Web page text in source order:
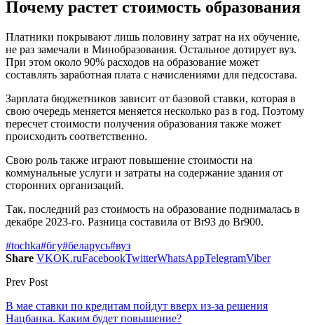
Почему растет стоимость образования
Платники покрывают лишь половину затрат на их обучение,
не раз замечали в Минобразования. Остальное дотирует вуз.
При этом около 90% расходов на образование может
составлять заработная плата с начислениями для педсостава.
Зарплата бюджетников зависит от базовой ставки, которая в
свою очередь меняется меняется несколько раз в год. Поэтому
пересчет стоимости получения образования также может
происходить соответственно.
Свою роль также играют повышение стоимости на
коммунальные услуги и затраты на содержание здания от
сторонних организаций.
Так, последний раз стоимость на образование поднималась в
декабре 2023-го. Разница составила от Br93 до Br900.
#tochka#бгу#беларусь#вуз
Share VKOK.ruFacebookTwitterWhatsAppTelegramViber
Prev Post
В мае ставки по кредитам пойдут вверх из-за решения
Нацбанка. Каким будет повышение?